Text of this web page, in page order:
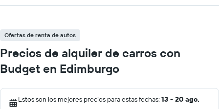
Ofertas de renta de autos
Precios de alquiler de carros con
Budget en Edimburgo
Estos son los mejores precios para estas fechas: 13 - 20 ago.